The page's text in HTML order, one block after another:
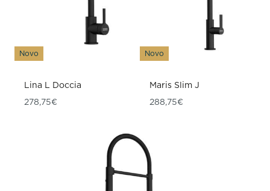
Novo
Lina L Doccia
278,75€
Novo
Maris Slim J
288,75€